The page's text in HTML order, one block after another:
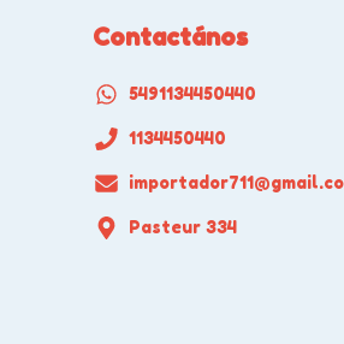
Contactános
5491134450440
1134450440
Pasteur 334